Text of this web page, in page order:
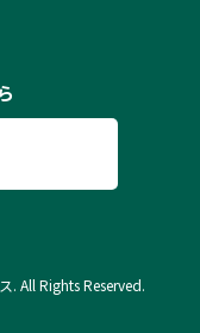
. All Rights Reserved.